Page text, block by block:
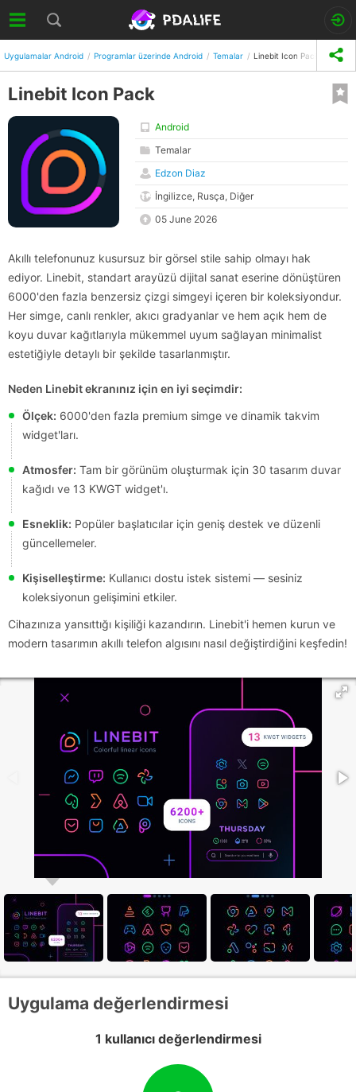
Uygulamalar Android Programlar üzerinde Android Temalar Linebit Icon Pack
Linebit Icon Pack
Android
Temalar
Edzon Diaz
İngilizce, Rusça, Diğer
05 June 2026
Akıllı telefonunuz kusursuz bir görsel stile sahip olmayı hak
ediyor. Linebit, standart arayüzü dijital sanat eserine dönüştüren
6000'den fazla benzersiz çizgi simgeyi içeren bir koleksiyondur.
Her simge, canlı renkler, akıcı gradyanlar ve hem açık hem de
koyu duvar kağıtlarıyla mükemmel uyum sağlayan minimalist
estetiğiyle detaylı bir şekilde tasarlanmıştır.
Neden Linebit ekranınız için en iyi seçimdir:
Ölçek: 6000'den fazla premium simge ve dinamik takvim
widget'ları.
Atmosfer: Tam bir görünüm oluşturmak için 30 tasarım duvar
kağıdı ve 13 KWGT widget'ı.
Esneklik: Popüler başlatıcılar için geniş destek ve düzenli
güncellemeler.
Kişiselleştirme: Kullanıcı dostu istek sistemi — sesiniz
koleksiyonun gelişimini etkiler.
Cihazınıza yansıttığı kişiliği kazandırın. Linebit'i hemen kurun ve
modern tasarımın akıllı telefon algısını nasıl değiştirdiğini keşfedin!
Uygulama değerlendirmesi
1 kullanıcı değerlendirmesi